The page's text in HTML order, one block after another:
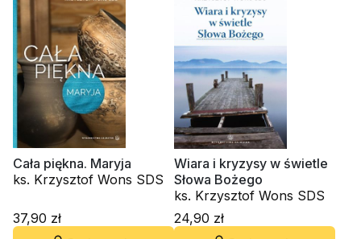
Cała piękna. Maryja
ks. Krzysztof Wons SDS
37,90 zł
Wiara i kryzysy w świetle
Słowa Bożego
ks. Krzysztof Wons SDS
24,90 zł